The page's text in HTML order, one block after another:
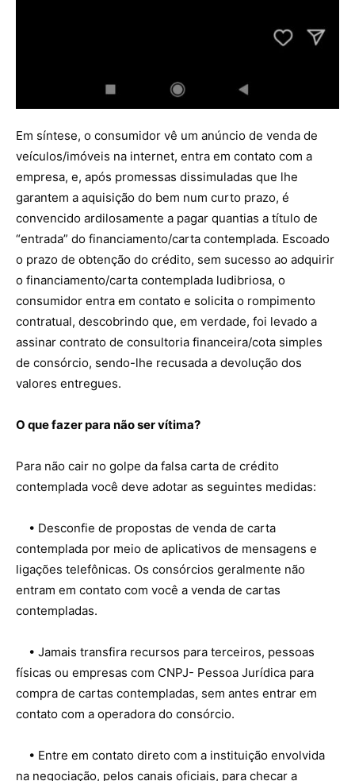
Em síntese, o consumidor vê um anúncio de venda de
veículos/imóveis na internet, entra em contato com a
empresa, e, após promessas dissimuladas que lhe
garantem a aquisição do bem num curto prazo, é
convencido ardilosamente a pagar quantias a título de
“entrada” do financiamento/carta contemplada. Escoado
o prazo de obtenção do crédito, sem sucesso ao adquirir
o financiamento/carta contemplada ludibriosa, o
consumidor entra em contato e solicita o rompimento
contratual, descobrindo que, em verdade, foi levado a
assinar contrato de consultoria financeira/cota simples
de consórcio, sendo-lhe recusada a devolução dos
valores entregues.
O que fazer para não ser vítima?
Para não cair no golpe da falsa carta de crédito
contemplada você deve adotar as seguintes medidas:
• Desconfie de propostas de venda de carta
contemplada por meio de aplicativos de mensagens e
ligações telefônicas. Os consórcios geralmente não
entram em contato com você a venda de cartas
contempladas.
• Jamais transfira recursos para terceiros, pessoas
físicas ou empresas com CNPJ- Pessoa Jurídica para
compra de cartas contempladas, sem antes entrar em
contato com a operadora do consórcio.
• Entre em contato direto com a instituição envolvida
na negociação, pelos canais oficiais, para checar a